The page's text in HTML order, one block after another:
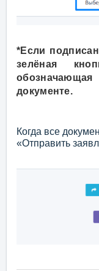
*Если
зелёная
документе.
Когда все
«Отправить